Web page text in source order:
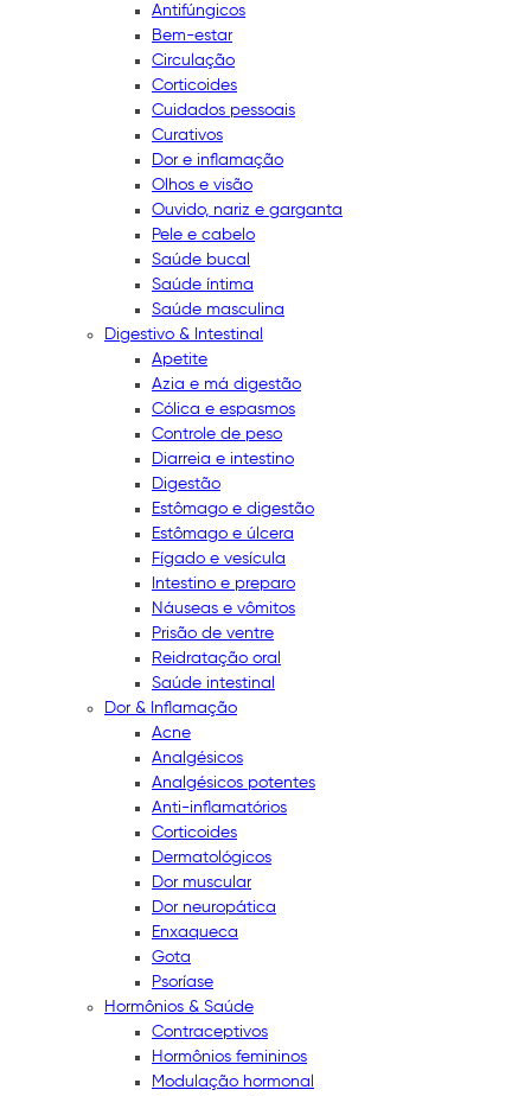
Antifúngicos
Bem-estar
Circulação
Corticoides
Cuidados pessoais
Curativos
Dor e inflamação
Olhos e visão
Ouvido, nariz e garganta
Pele e cabelo
Saúde bucal
Saúde íntima
Saúde masculina
Digestivo & Intestinal
Apetite
Azia e má digestão
Cólica e espasmos
Controle de peso
Diarreia e intestino
Digestão
Estômago e digestão
Estômago e úlcera
Fígado e vesícula
Intestino e preparo
Náuseas e vômitos
Prisão de ventre
Reidratação oral
Saúde intestinal
Dor & Inflamação
Acne
Analgésicos
Analgésicos potentes
Anti-inflamatórios
Corticoides
Dermatológicos
Dor muscular
Dor neuropática
Enxaqueca
Gota
Psoríase
Hormônios & Saúde
Contraceptivos
Hormônios femininos
Modulação hormonal